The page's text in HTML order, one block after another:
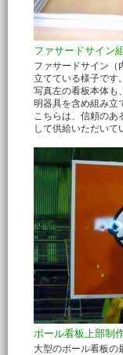
ファサードサイン
ファサードサイン（
立てている様子です。
写真左の看板本体も
明器具を含め組み立
こちらは、信頼のあ
して供給いただいて
ポール看板上部制
大型のポール看板の